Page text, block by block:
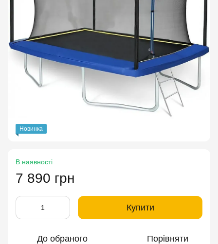
Новинка
В наявності
7 890 грн
Купити
До обраного Порівняти